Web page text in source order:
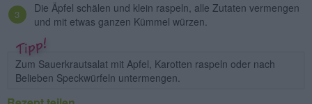
Die Äpfel schälen und klein raspeln, alle Zutaten vermengen
und mit etwas ganzen Kümmel würzen.
Zum Sauerkrautsalat mit Apfel, Karotten raspeln oder nach
Belieben Speckwürfeln untermengen.